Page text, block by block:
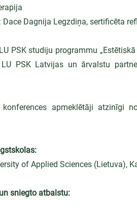
Dagnija Legzdiņa, sertificēta
PSK studiju programmu
PSK Latvijas un ārvalstu
konferences apmeklētāji atzinīgi
of Applied Sciences (Lietuva),
sniegto atbalstu: